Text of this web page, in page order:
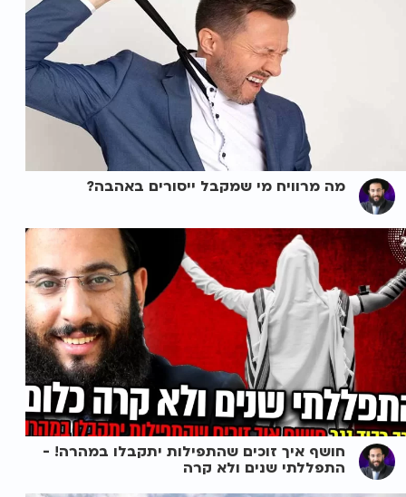
מה מרוויח מי שמקבל ייסורים באהבה?
חושף איך זוכים שהתפילות יתקבלו במהרה! -
התפללתי שנים ולא קרה